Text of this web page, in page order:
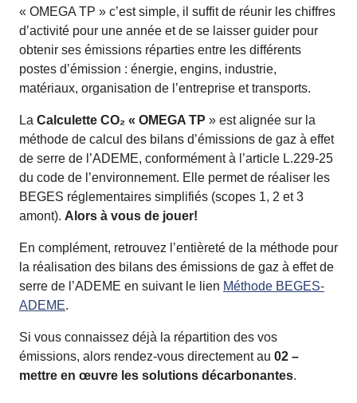
« OMEGA TP » c’est simple, il suffit de réunir les chiffres
d’activité pour une année et de se laisser guider pour
obtenir ses émissions réparties entre les différents
postes d’émission : énergie, engins, industrie,
matériaux, organisation de l’entreprise et transports.
La Calculette CO₂ « OMEGA TP » est alignée sur la
méthode de calcul des bilans d’émissions de gaz à effet
de serre de l’ADEME, conformément à l’article L.229-25
du code de l’environnement. Elle permet de réaliser les
BEGES réglementaires simplifiés (scopes 1, 2 et 3
amont). Alors à vous de jouer!
En complément, retrouvez l’entièreté de la méthode pour
la réalisation des bilans des émissions de gaz à effet de
serre de l’ADEME en suivant le lien Méthode BEGES-
ADEME.
Si vous connaissez déjà la répartition des vos
émissions, alors rendez-vous directement au 02 –
mettre en œuvre les solutions décarbonantes.